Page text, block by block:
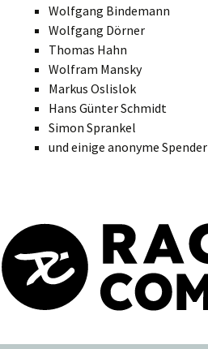
Wolfgang Bindemann
Wolfgang Dörner
Thomas Hahn
Wolfram Mansky
Markus Oslislok
Hans Günter Schmidt
Simon Sprankel
und einige anonyme Spender